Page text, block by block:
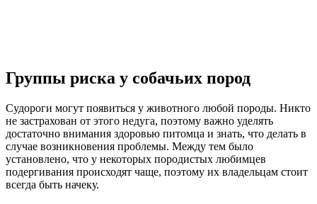
Группы риска у собачьих пород
Судороги могут появиться у животного любой породы. Никто
не застрахован от этого недуга, поэтому важно уделять
достаточно внимания здоровью питомца и знать, что делать в
случае возникновения проблемы. Между тем было
установлено, что у некоторых породистых любимцев
подергивания происходят чаще, поэтому их владельцам стоит
всегда быть начеку.